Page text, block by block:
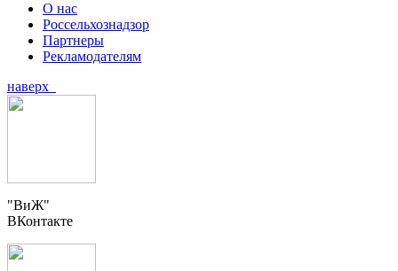
О нас
Россельхознадзор
Партнеры
Рекламодателям
наверх
"ВиЖ"
ВКонтакте